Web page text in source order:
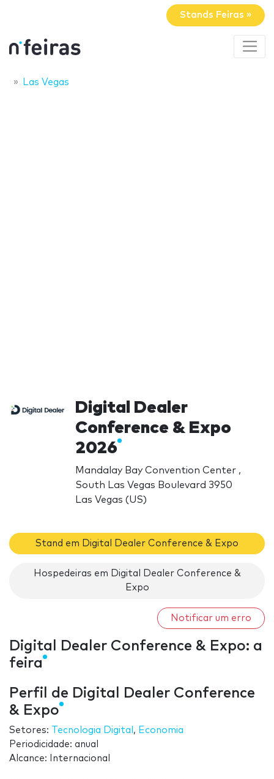
Stands Feiras »
Las Vegas
Digital Dealer
Conference & Expo
2026
Mandalay Bay Convention Center ,
South Las Vegas Boulevard 3950
Las Vegas (US)
Stand em Digital Dealer Conference & Expo
Hospedeiras em Digital Dealer Conference &
Expo
Notificar um erro
Digital Dealer Conference & Expo: a
feira
Perfil de Digital Dealer Conference
& Expo
Setores: Tecnologia Digital , Economia
Periodicidade: anual
Alcance: Internacional